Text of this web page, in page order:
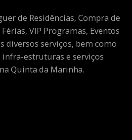
de Residências, Compra de
VIP Programas, Eventos
diversos serviços, bem como
infra-estruturas e serviços
Quinta da Marinha.